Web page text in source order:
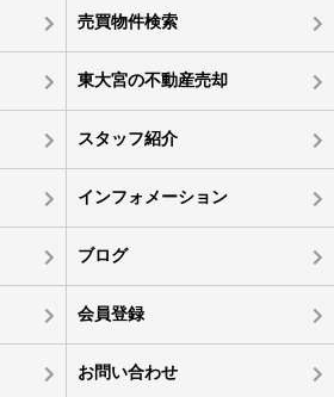
売買物件検索
東大宮の不動産売却
スタッフ紹介
インフォメーション
ブログ
会員登録
お問い合わせ